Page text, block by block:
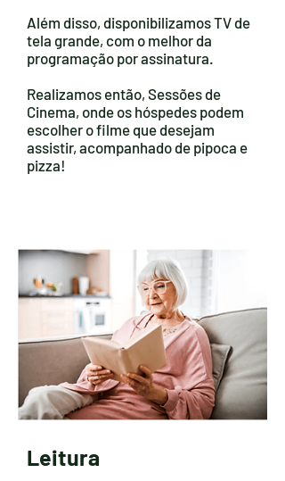
Além disso, disponibilizamos TV de
tela grande, com o melhor da
programação por assinatura.
Realizamos então, Sessões de
Cinema, onde os hóspedes podem
escolher o filme que desejam
assistir, acompanhado de pipoca e
pizza!
Leitura